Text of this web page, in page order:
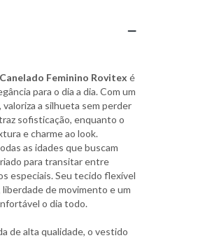
Feminino Rovitex é
para o dia a dia. Com um
a silhueta sem perder
sofisticação, enquanto o
e charme ao look.
as idades que buscam
para transitar entre
especiais. Seu tecido flexível
de movimento e um
o dia todo.
de alta qualidade, o vestido